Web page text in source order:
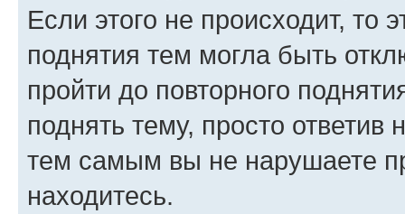
Если этого не происходит, то
поднятия тем могла быть
пройти до повторного
поднять тему, просто ответив
тем самым вы не нарушаете
находитесь.